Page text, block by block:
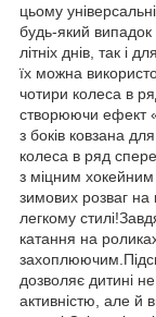
цьому
будь-який
літніх днів, так і
їх можна
чотири колеса в
створюючи ефект
з боків ковзана
колеса в ряд
з міцним хокейним
зимових розваг на
легкому
катання на
дозволяє дитині
активністю, але й